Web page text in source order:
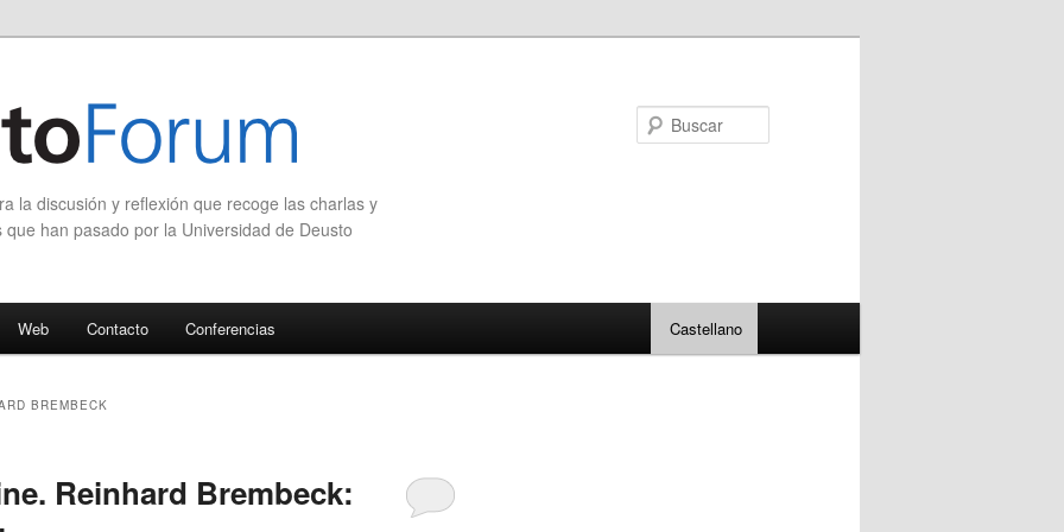
la discusión y reflexión que recoge las charlas y
han pasado por la Universidad de Deusto
Web Contacto Conferencias Castellano
BREMBECK
Reinhard Brembeck: